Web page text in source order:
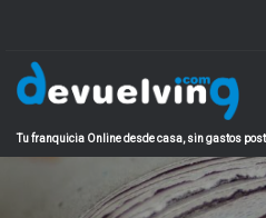
Tu franquicia Online desde casa, sin gastos